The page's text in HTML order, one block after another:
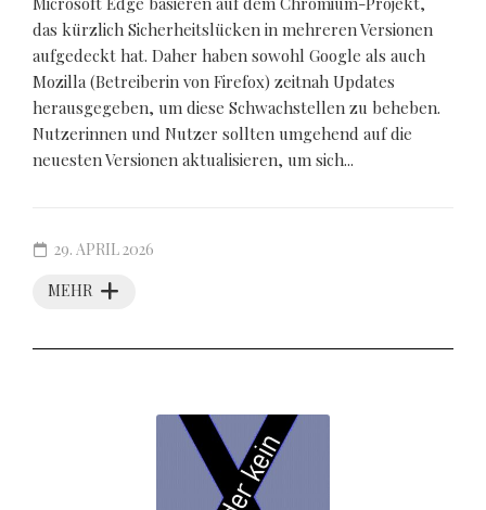
das kürzlich Sicherheitslücken in mehreren Versionen
aufgedeckt hat. Daher haben sowohl Google als auch
Mozilla (Betreiberin von Firefox) zeitnah Updates
herausgegeben, um diese Schwachstellen zu beheben.
Nutzerinnen und Nutzer sollten umgehend auf die
neuesten Versionen aktualisieren, um sich...
MEHR
29. APRIL 2026